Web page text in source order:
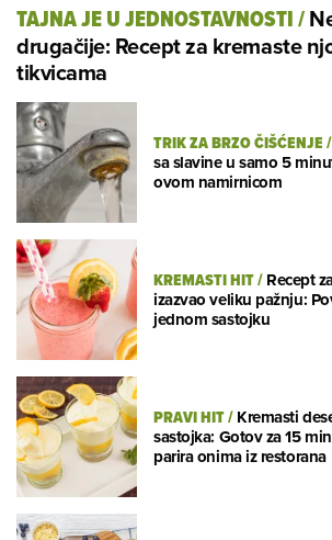
TAJNA JE U JEDNOSTAVNOSTI/
drugačije: Recept za kremaste
tikvicama
TRIK ZA BRZO ČIŠĆENJE/
sa slavine u samo 5
ovom namirnicom
KREMASTI HIT/Recept
izazvao veliku pažnju:
jednom sastojku
PRAVI HIT/Kremasti
sastojka: Gotov za 15
parira onima iz restorana